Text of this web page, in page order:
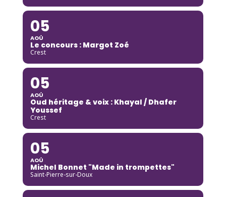
05
AOÛ
Le concours : Margot Zoé
Crest
05
AOÛ
Oud héritage & voix : Khayal / Dhafer
Youssef
Crest
05
AOÛ
Michel Bonnet "Made in trompettes"
Saint-Pierre-sur-Doux